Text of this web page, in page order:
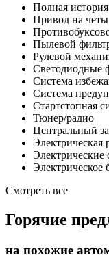
Полная
Привод на
Пылевой
Рулевой
Светодиодные
Система
Система
Стартстопная
Тюнер/радио
Центральный
Электрическая
Электрические
Электрическое
Смотреть все
Горячие
на похожие